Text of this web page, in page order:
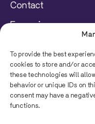
To provide the best
cookies to store and/or
these technologies will
behavior or unique IDs on
consent may have a
functions.
Contact
Français
© 2023 Juripop, All rights
Disclaimer
Privacy Policy